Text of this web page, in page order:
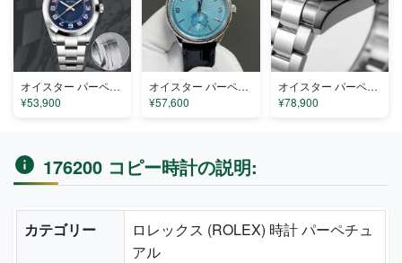
オイスター パーペチュアル 113029LN コピー
¥53,900
オイスター パーペチュアル 1908LG コピー
¥57,600
オイスター パーペチュアル 116400TU コピー
¥78,900
176200 コピー時計の説明:
カテゴリー
ロレックス (ROLEX) 時計 パーペチュ
アル